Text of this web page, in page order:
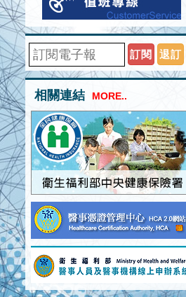
訂閱 退訂
相關連結 MORE..